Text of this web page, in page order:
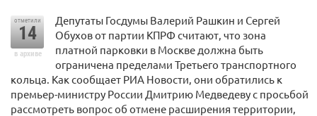
отметили
14
в архиве
Депутаты Госдумы Валерий Рашкин и Сергей
Обухов от партии КПРФ считают, что зона
платной парковки в Москве должна быть
ограничена пределами Третьего транспортного
кольца. Как сообщает РИА Новости, они обратились к
премьер-министру России Дмитрию Медведеву с просьбой
рассмотреть вопрос об отмене расширения территории,